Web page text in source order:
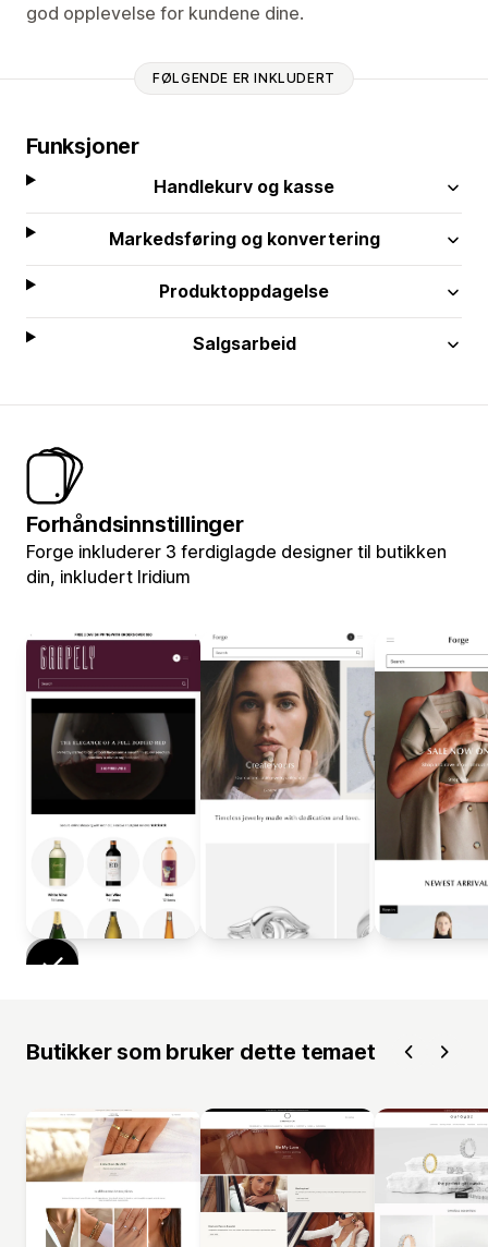
god opplevelse for kundene dine.
FØLGENDE ER INKLUDERT
Funksjoner
Handlekurv og kasse
Markedsføring og konvertering
Produktoppdagelse
Salgsarbeid
Forhåndsinnstillinger
Forge inkluderer 3 ferdiglagde designer til butikken
din, inkludert Iridium
Butikker som bruker dette temaet